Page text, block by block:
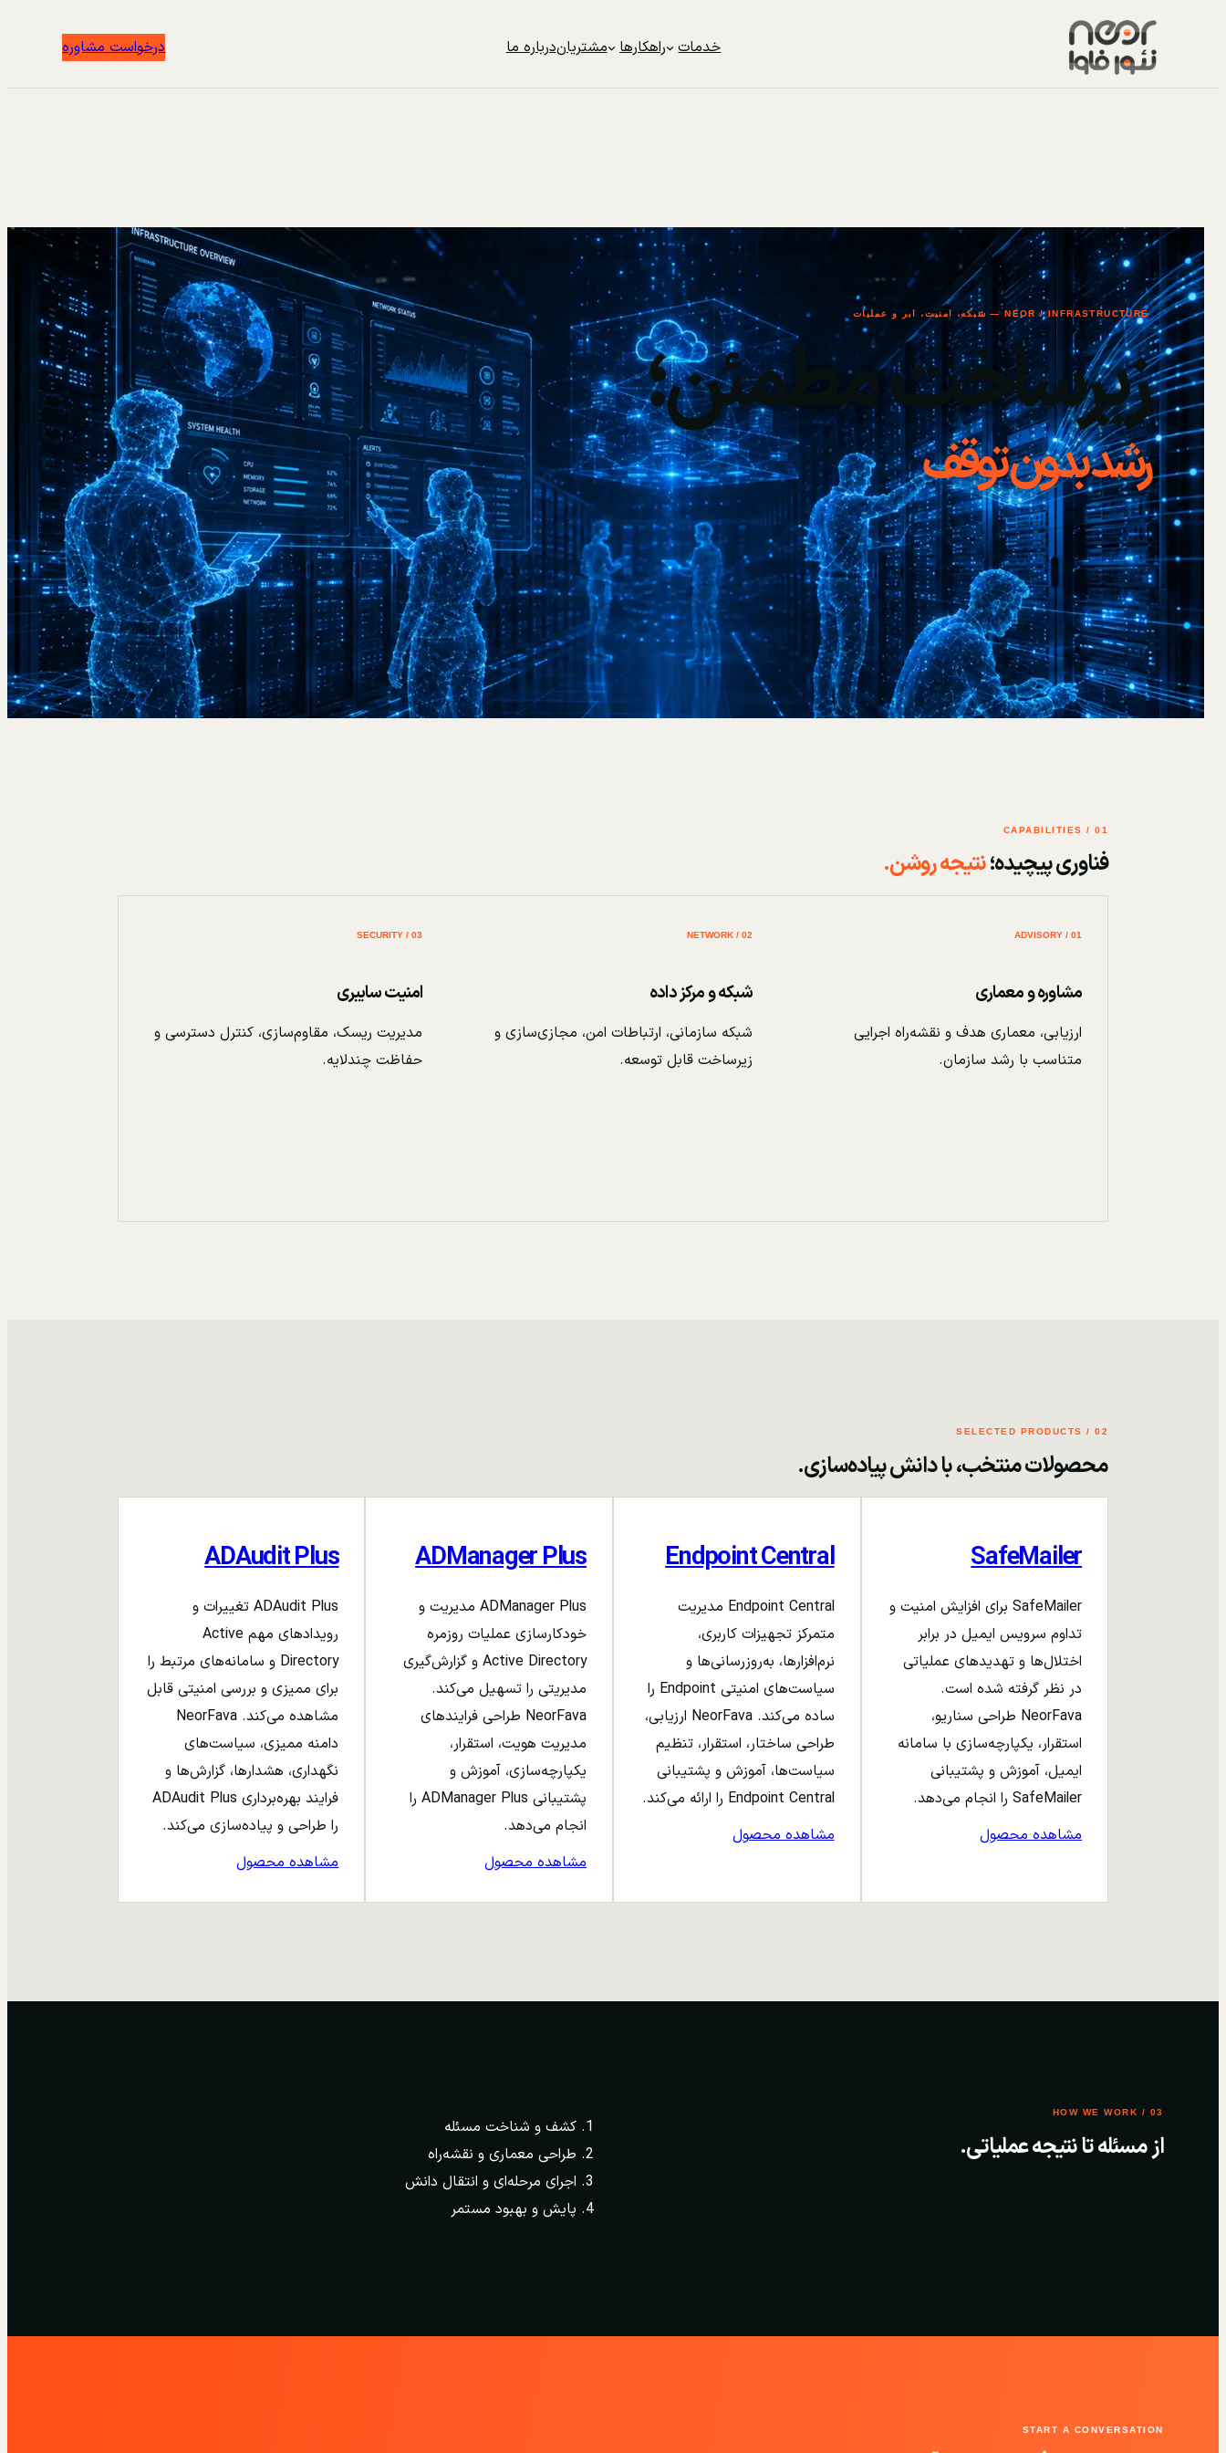
خدمات راهکارها مشتریاندرباره ما درخواست مشاوره
NEOR / INFRASTRUCTURE — شبکه، امنیت، ابر و عملیات
زیرساخت مطمئن؛
رشد بدون توقف
01 / CAPABILITIES
فناوری پیچیده؛نتیجه روشن.
01 / ADVISORY
مشاوره و معماری
ارزیابی، معماری هدف و نقشه‌راه اجرایی
متناسب با رشد سازمان.
02 / NETWORK
شبکه و مرکز داده
شبکه سازمانی، ارتباطات امن، مجازی‌سازی و
زیرساخت قابل توسعه.
03 / SECURITY
امنیت سایبری
مدیریت ریسک، مقاوم‌سازی، کنترل دسترسی و
حفاظت چندلایه.
02 / SELECTED PRODUCTS
محصولات منتخب، با دانش پیاده‌سازی.
SafeMailer
SafeMailer برای افزایش امنیت و
تداوم سرویس ایمیل در برابر
اختلال‌ها و تهدیدهای عملیاتی
در نظر گرفته شده است.
NeorFava طراحی سناریو،
استقرار، یکپارچه‌سازی با سامانه
ایمیل، آموزش و پشتیبانی
SafeMailer را انجام می‌دهد.
مشاهده محصول
Endpoint Central
Endpoint Central مدیریت
متمرکز تجهیزات کاربری،
نرم‌افزارها، به‌روزرسانی‌ها و
سیاست‌های امنیتی Endpoint را
ساده می‌کند. NeorFava ارزیابی،
طراحی ساختار، استقرار، تنظیم
سیاست‌ها، آموزش و پشتیبانی
Endpoint Central را ارائه می‌کند.
مشاهده محصول
ADManager Plus
ADManager Plus مدیریت و
خودکارسازی عملیات روزمره
Active Directory و گزارش‌گیری
مدیریتی را تسهیل می‌کند.
NeorFava طراحی فرایندهای
مدیریت هویت، استقرار،
یکپارچه‌سازی، آموزش و
پشتیبانی ADManager Plus را
انجام می‌دهد.
مشاهده محصول
ADAudit Plus
ADAudit Plus تغییرات و
رویدادهای مهم Active
Directory و سامانه‌های مرتبط را
برای ممیزی و بررسی امنیتی قابل
مشاهده می‌کند. NeorFava
دامنه ممیزی، سیاست‌های
نگهداری، هشدارها، گزارش‌ها و
فرایند بهره‌برداری ADAudit Plus
را طراحی و پیاده‌سازی می‌کند.
مشاهده محصول
03 / HOW WE WORK
از مسئله تا نتیجه عملیاتی.
کشف و شناخت مسئله
طراحی معماری و نقشه‌راه
اجرای مرحله‌ای و انتقال دانش
پایش و بهبود مستمر
START A CONVERSATION